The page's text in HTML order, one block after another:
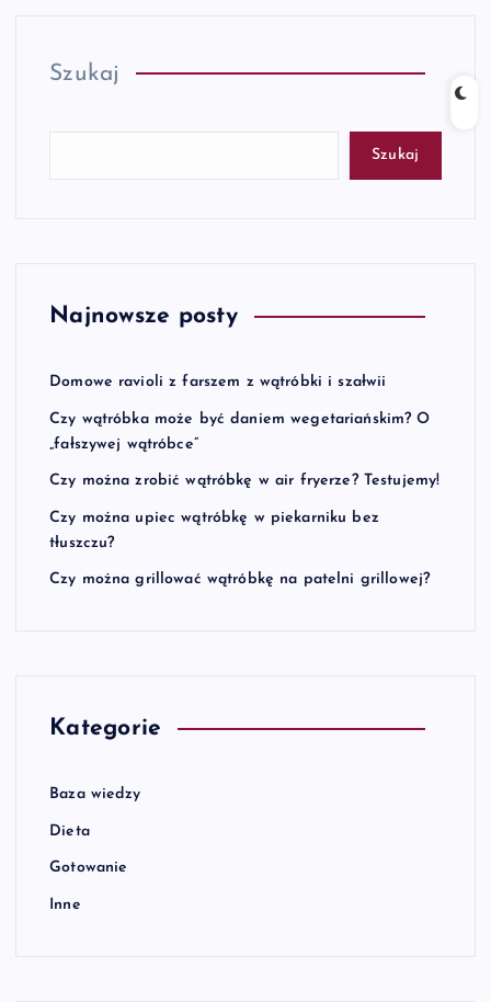
Szukaj
Szukaj
Najnowsze posty
Domowe ravioli z farszem z wątróbki i szałwii
Czy wątróbka może być daniem wegetariańskim? O
„fałszywej wątróbce”
Czy można zrobić wątróbkę w air fryerze? Testujemy!
Czy można upiec wątróbkę w piekarniku bez
tłuszczu?
Czy można grillować wątróbkę na patelni grillowej?
Kategorie
Baza wiedzy
Dieta
Gotowanie
Inne